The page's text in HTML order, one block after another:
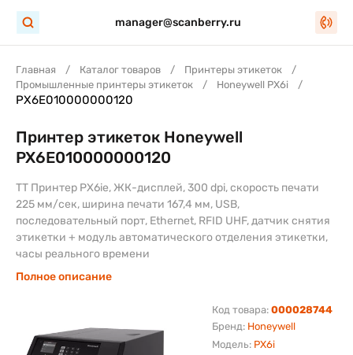
manager@scanberry.ru
Главная Каталог товаров
Принтеры этикеток
Промышленные принтеры этикеток
Honeywell PX6i
PX6E010000000120
Бренд: Honeywell
Модель: PX6i
Код товара: 000028744
Принтер этикеток Honeywell
PX6E010000000120
ТT Принтер PX6ie, ЖК-дисплей, 300 dpi, скорость печати
225 мм/сек, ширина печати 167,4 мм, USB,
последовательный порт, Ethernet, RFID UHF, датчик снятия
этикетки + модуль автоматического отделения этикетки,
часы реального времени
Полное описание